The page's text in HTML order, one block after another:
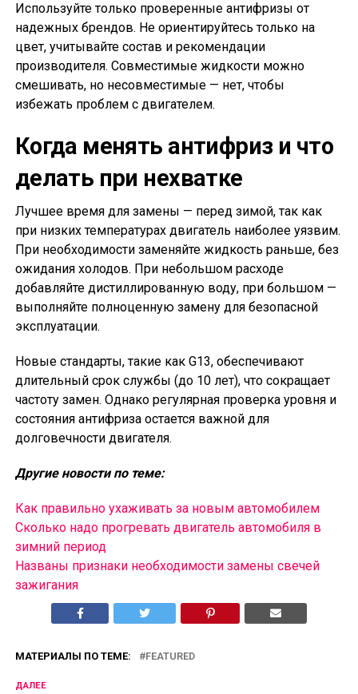
Используйте только проверенные антифризы от
надежных брендов. Не ориентируйтесь только на
цвет, учитывайте состав и рекомендации
производителя. Совместимые жидкости можно
смешивать, но несовместимые — нет, чтобы
избежать проблем с двигателем.
Когда менять антифриз и что
делать при нехватке
Лучшее время для замены — перед зимой, так как
при низких температурах двигатель наиболее уязвим.
При необходимости заменяйте жидкость раньше, без
ожидания холодов. При небольшом расходе
добавляйте дистиллированную воду, при большом —
выполняйте полноценную замену для безопасной
эксплуатации.
Новые стандарты, такие как G13, обеспечивают
длительный срок службы (до 10 лет), что сокращает
частоту замен. Однако регулярная проверка уровня и
состояния антифриза остается важной для
долговечности двигателя.
Другие новости по теме:
Как правильно ухаживать за новым автомобилем
Сколько надо прогревать двигатель автомобиля в
зимний период
Названы признаки необходимости замены свечей
зажигания
МАТЕРИАЛЫ ПО ТЕМЕ: FEATURED
ДАЛЕЕ